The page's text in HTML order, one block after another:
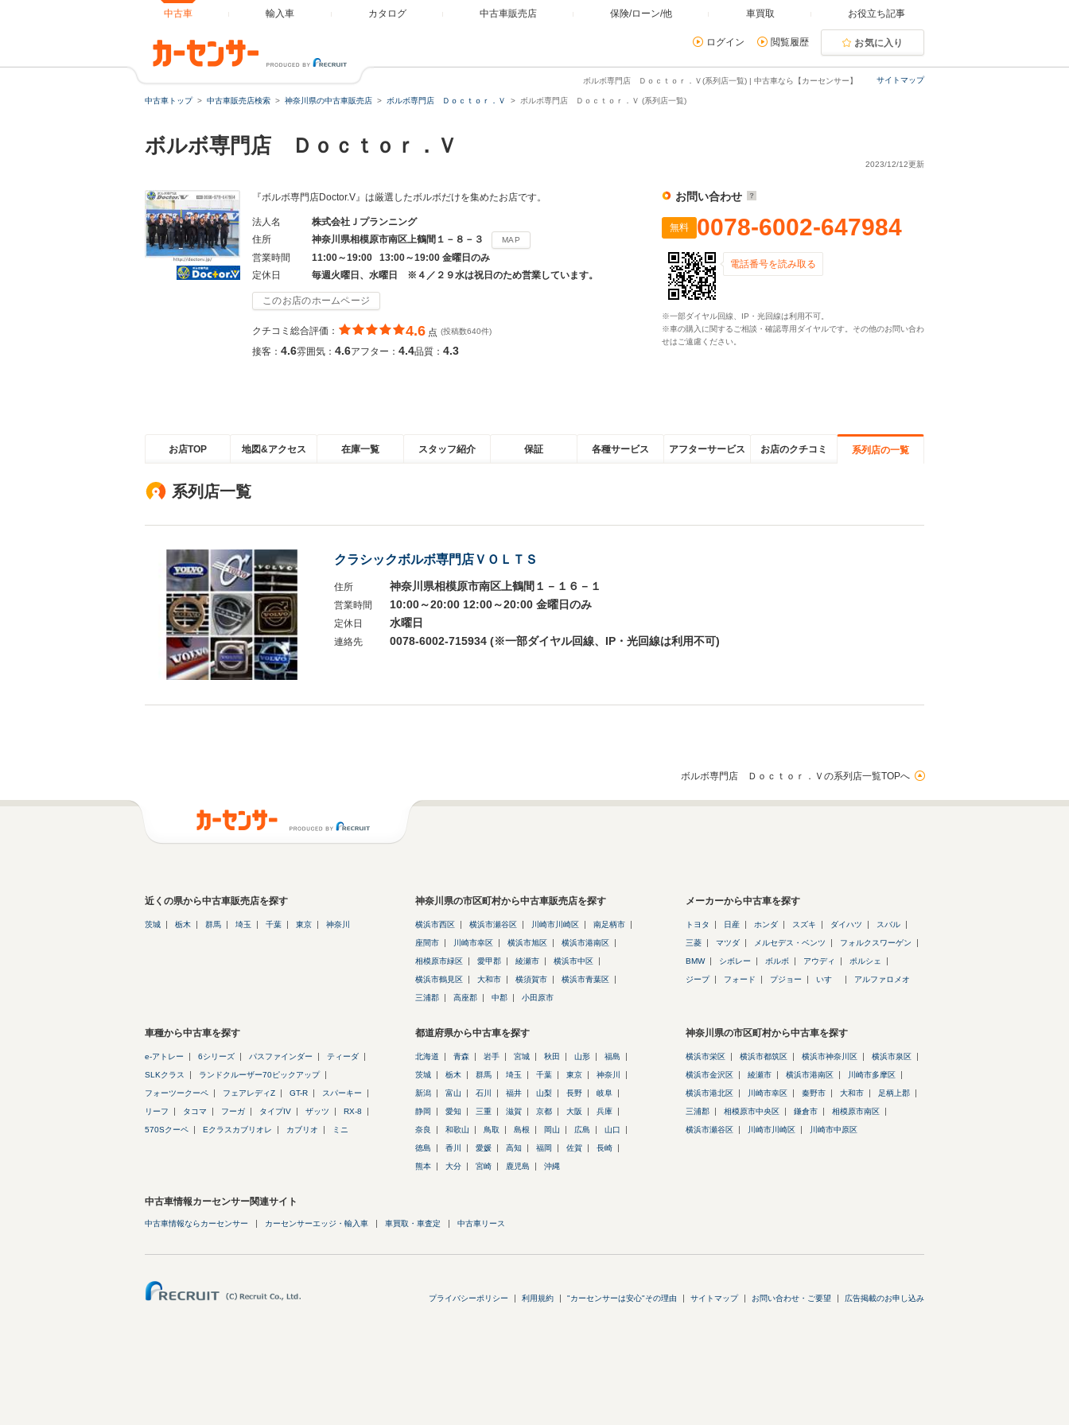
中古車 輸入車 カタログ 中古車販売店 保険/ローン/他 車買取 お役立ち記事
ログイン 閲覧履歴 お気に入り
サイトマップ
ボルボ専門店 Ｄｏｃｔｏｒ．Ｖ(系列店一覧) | 中古車なら【カーセンサー】
中古車トップ 中古車販売店検索 神奈川県の中古車販売店 ボルボ専門店 Ｄｏｃｔｏｒ．Ｖ ボルボ専門店 Ｄｏｃｔｏｒ．Ｖ (系列店一覧)
ボルボ専門店 Ｄｏｃｔｏｒ．Ｖ
2023/12/12更新
『ボルボ専門店Doctor.V』は厳選したボルボだけを集めたお店です。
法人名
株式会社Ｊプランニング
住所
神奈川県相模原市南区上鶴間１－８－３ MAP
営業時間
11:00～19:00 13:00～19:00 金曜日のみ
定休日
毎週火曜日、水曜日 ※４／２９水は祝日のため営業しています。
このお店のホームページ
クチコミ総合評価： 4.6 点 (投稿数640件)
接客： 4.6雰囲気： 4.6アフター： 4.4品質： 4.3
お問い合わせ
無料 0078-6002-647984
電話番号を読み取る
※一部ダイヤル回線、IP・光回線は利用不可。
※車の購入に関するご相談・確認専用ダイヤルです。その他のお問い合わ
せはご遠慮ください。
お店TOP 地図&アクセス 在庫一覧 スタッフ紹介 保証 各種サービス アフターサービス お店のクチコミ 系列店の一覧
系列店一覧
クラシックボルボ専門店ＶＯＬＴＳ
住所 神奈川県相模原市南区上鶴間１－１６－１
営業時間 10:00～20:00 12:00～20:00 金曜日のみ
定休日 水曜日
連絡先 0078-6002-715934 (※一部ダイヤル回線、IP・光回線は利用不可)
ボルボ専門店 Ｄｏｃｔｏｒ．Ｖの系列店一覧TOPへ
近くの県から中古車販売店を探す
茨城 栃木 群馬 埼玉 千葉 東京 神奈川
神奈川県の市区町村から中古車販売店を探す
横浜市西区 横浜市瀬谷区 川崎市川崎区 南足柄市
座間市 川崎市幸区 横浜市旭区 横浜市港南区
相模原市緑区 愛甲郡 綾瀬市 横浜市中区
横浜市鶴見区 大和市 横須賀市 横浜市青葉区
三浦郡 高座郡 中郡 小田原市
メーカーから中古車を探す
トヨタ 日産 ホンダ スズキ ダイハツ スバル
三菱 マツダ メルセデス・ベンツ フォルクスワーゲン
BMW シボレー ボルボ アウディ ポルシェ
ジープ フォード プジョー いすゞ アルファロメオ
車種から中古車を探す
e-アトレー 6シリーズ パスファインダー ティーダ
SLKクラス ランドクルーザー70ピックアップ
フォーツークーペ フェアレディZ GT-R スパーキー
リーフ タコマ フーガ タイプIV ザッツ RX-8
570Sクーペ Eクラスカブリオレ カブリオ ミニ
都道府県から中古車を探す
北海道 青森 岩手 宮城 秋田 山形 福島
茨城 栃木 群馬 埼玉 千葉 東京 神奈川
新潟 富山 石川 福井 山梨 長野 岐阜
静岡 愛知 三重 滋賀 京都 大阪 兵庫
奈良 和歌山 鳥取 島根 岡山 広島 山口
徳島 香川 愛媛 高知 福岡 佐賀 長崎
熊本 大分 宮崎 鹿児島 沖縄
神奈川県の市区町村から中古車を探す
横浜市栄区 横浜市都筑区 横浜市神奈川区 横浜市泉区
横浜市金沢区 綾瀬市 横浜市港南区 川崎市多摩区
横浜市港北区 川崎市幸区 秦野市 大和市 足柄上郡
三浦郡 相模原市中央区 鎌倉市 相模原市南区
横浜市瀬谷区 川崎市川崎区 川崎市中原区
中古車情報カーセンサー関連サイト
中古車情報ならカーセンサー カーセンサーエッジ・輸入車 車買取・車査定 中古車リース
プライバシーポリシー 利用規約 "カーセンサーは安心"その理由 サイトマップ お問い合わせ・ご要望 広告掲載のお申し込み